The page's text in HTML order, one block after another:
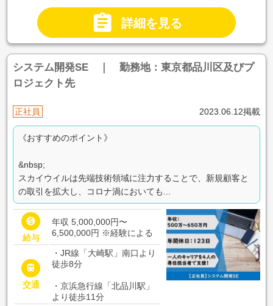
 詳細を見る
システム開発SE ｜ 勤務地：東京都品川区及びプ
ロジェクト先
正社員 2023.06.12掲載
《おすすめのポイント》
&nbsp;
スカイウイルは先端技術領域に注力することで、新規顧客と
の取引を拡大し、コロナ渦においても...

給与
年収 5,000,000円〜
6,500,000円 ※経験による

交通
・JR線「大崎駅」南口より
徒歩8分
・京浜急行線「北品川駅」
より徒歩11分